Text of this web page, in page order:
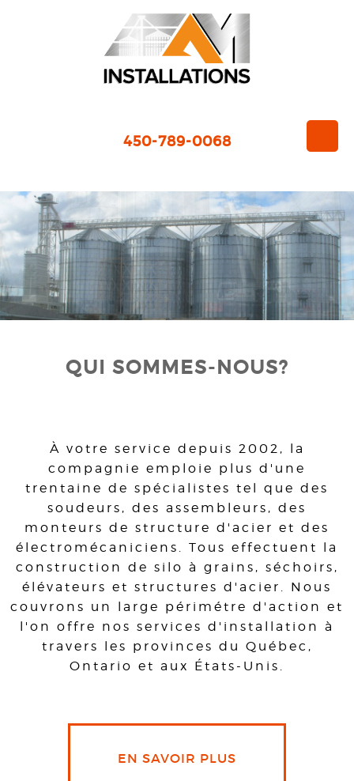
450-789-0068
QUI SOMMES-NOUS?
À votre service depuis 2002, la
compagnie emploie plus d'une
trentaine de spécialistes tel que des
soudeurs, des assembleurs, des
monteurs de structure d'acier et des
électromécaniciens. Tous effectuent la
construction de silo à grains, séchoirs,
élévateurs et structures d'acier. Nous
couvrons un large périmétre d'action et
l'on offre nos services d'installation à
travers les provinces du Québec,
Ontario et aux États-Unis.
EN SAVOIR PLUS